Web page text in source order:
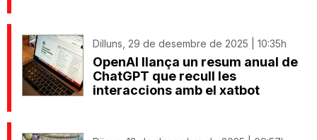
Dilluns, 29 de desembre de 2025 | 10:35h
OpenAI llança un resum anual de
ChatGPT que recull les
interaccions amb el xatbot